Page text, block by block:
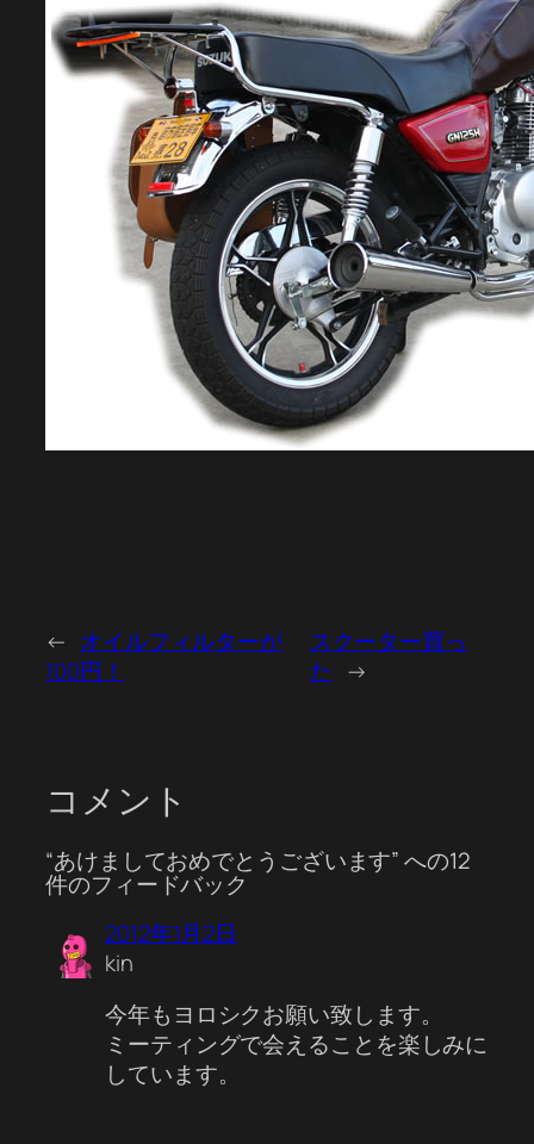
← オイルフィルターが
100円！
スクーター買っ
た →
コメント
“あけましておめでとうございます” への12
件のフィードバック
2012年1月2日
kin
今年もヨロシクお願い致します。
ミーティングで会えることを楽しみに
しています。